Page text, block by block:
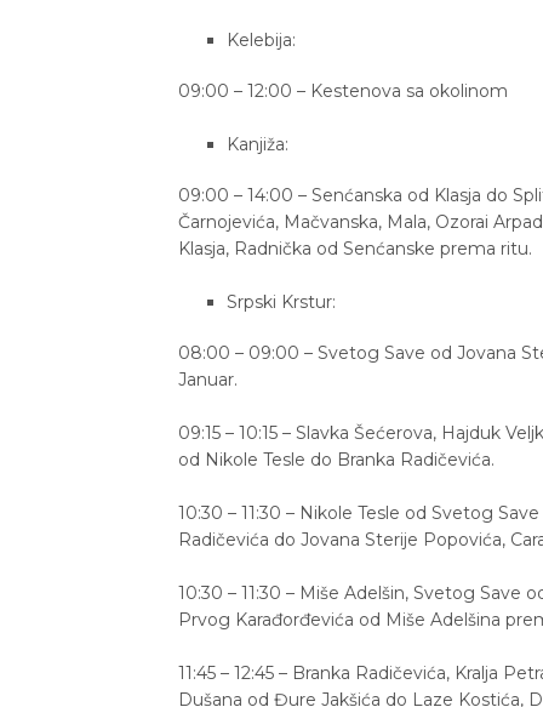
Kelebija:
09:00 – 12:00 – Kestenova sa okolinom
Kanjiža:
09:00 – 14:00 – Senćanska od Klasja do
Čarnojevića, Mačvanska, Mala, Ozorai
Klasja, Radnička od Senćanske prema ritu.
Srpski Krstur:
08:00 – 09:00 – Svetog Save od Jovana
Januar.
09:15 – 10:15 – Slavka Šećerova, Hajduk
od Nikole Tesle do Branka Radičevića.
10:30 – 11:30 – Nikole Tesle od Svetog
Radičevića do Jovana Sterije Popovića,
10:30 – 11:30 – Miše Adelšin, Svetog Save
Prvog Karađorđevića od Miše Adelšina
11:45 – 12:45 – Branka Radičevića, Kralja
Dušana od Đure Jakšića do Laze Kostića,